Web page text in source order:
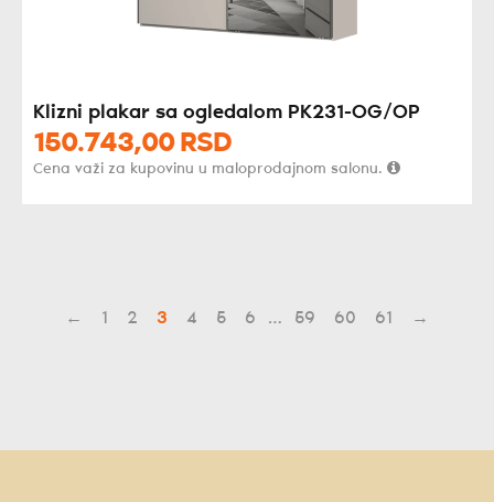
Klizni plakar sa ogledalom PK231-OG/OP
150.743,00 RSD
Cena važi za kupovinu u maloprodajnom salonu.
← 1 2 3 4 5 6 … 59 60 61 →